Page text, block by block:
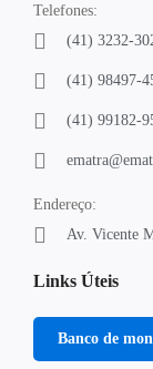
Telefones:
(41) 3232-
(41) 98497-
(41) 99182-
Endereço:
Av. Vicente
Links Úteis
Banco de